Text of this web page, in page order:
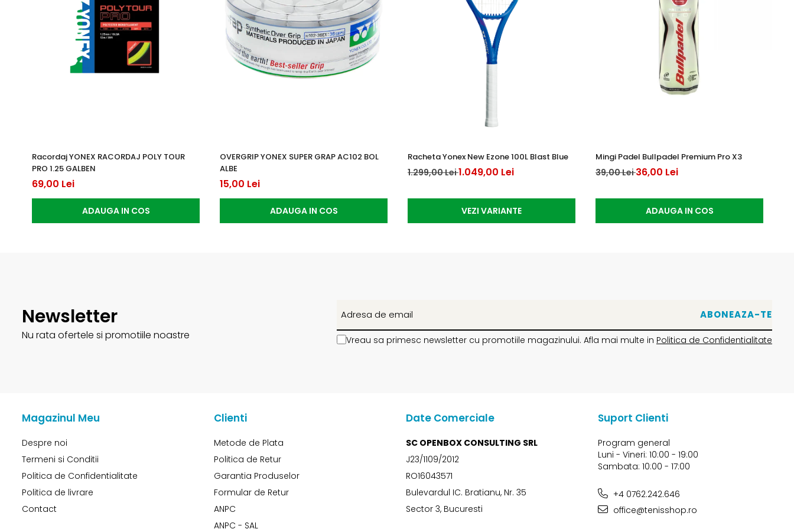
Racordaj YONEX RACORDAJ POLY TOUR
PRO 1.25 GALBEN
69,00 Lei
ADAUGA IN COS
OVERGRIP YONEX SUPER GRAP AC102 BOL
ALBE
15,00 Lei
ADAUGA IN COS
Racheta Yonex New Ezone 100L Blast Blue
1.299,00 Lei1.049,00 Lei
VEZI VARIANTE
Mingi Padel Bullpadel Premium Pro X3
39,00 Lei36,00 Lei
ADAUGA IN COS
Newsletter
Nu rata ofertele si promotiile noastre Vreau sa primesc newsletter cu promotiile magazinului. Afla mai multe in Politica de Confidentialitate
Magazinul Meu
Despre noi
Termeni si Conditii
Politica de Confidentialitate
Politica de livrare
Contact
Clienti
Metode de Plata
Politica de Retur
Garantia Produselor
Formular de Retur
ANPC
ANPC - SAL
Date Comerciale
SC OPENBOX CONSULTING SRL
J23/1109/2012
RO16043571
Bulevardul IC. Bratianu, Nr. 35
Sector 3, Bucuresti
Suport Clienti
Program general
Luni - Vineri: 10:00 - 19:00
Sambata: 10:00 - 17:00
+4 0762.242.646
office@tenisshop.ro